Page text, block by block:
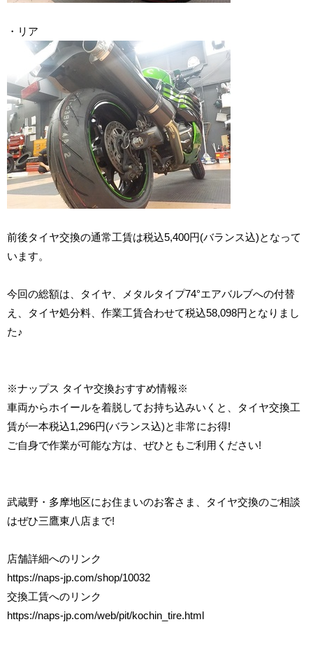
・リア
前後タイヤ交換の通常工賃は税込5,400円(バランス込)となって
います。
今回の総額は、タイヤ、メタルタイプ74°エアバルブへの付替
え、タイヤ処分料、作業工賃合わせて税込58,098円となりまし
た♪
※ナップス タイヤ交換おすすめ情報※
車両からホイールを着脱してお持ち込みいくと、タイヤ交換工
賃が一本税込1,296円(バランス込)と非常にお得!
ご自身で作業が可能な方は、ぜひともご利用ください!
武蔵野・多摩地区にお住まいのお客さま、タイヤ交換のご相談
はぜひ三鷹東八店まで!
店舗詳細へのリンク
https://naps-jp.com/shop/10032
交換工賃へのリンク
https://naps-jp.com/web/pit/kochin_tire.html